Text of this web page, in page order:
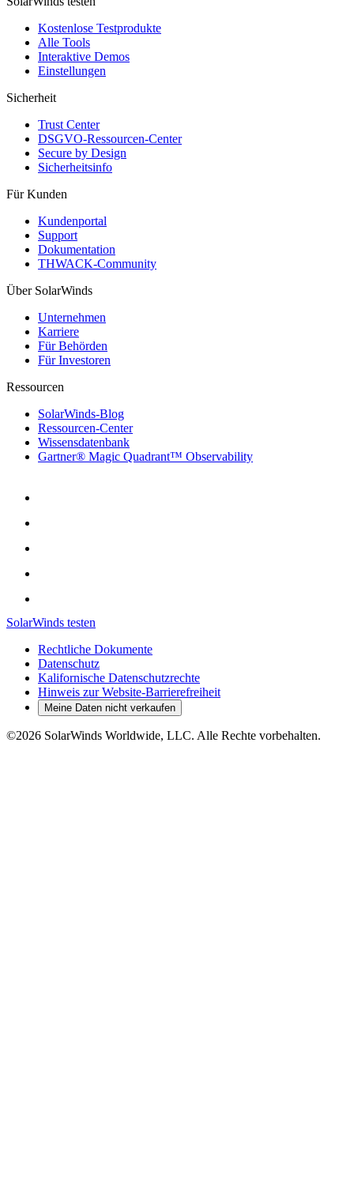
Kostenlose Testprodukte
Alle Tools
Interaktive Demos
Einstellungen
Sicherheit
Trust Center
DSGVO-Ressourcen-Center
Secure by Design
Sicherheitsinfo
Für Kunden
Kundenportal
Support
Dokumentation
THWACK-Community
Über SolarWinds
Unternehmen
Karriere
Für Behörden
Für Investoren
Ressourcen
SolarWinds-Blog
Ressourcen-Center
Wissensdatenbank
Gartner® Magic Quadrant™ Observability
SolarWinds testen
Rechtliche Dokumente
Datenschutz
Kalifornische Datenschutzrechte
Hinweis zur Website-Barrierefreiheit
Meine Daten nicht verkaufen
©2026 SolarWinds Worldwide, LLC. Alle Rechte vorbehalten.